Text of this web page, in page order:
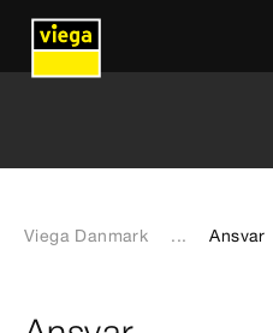
Viega Danmark ... Ansvar